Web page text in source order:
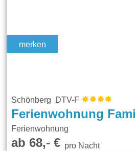
merken
Schönberg DTV-F
Ferienwohnung
Ferienwohnung
ab 68,- €pro Nacht